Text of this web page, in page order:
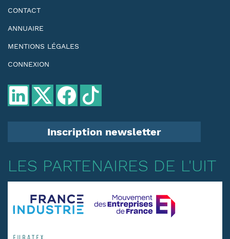
CONTACT
ANNUAIRE
MENTIONS LÉGALES
CONNEXION
Inscription newsletter
LES PARTENAIRES DE L'UIT